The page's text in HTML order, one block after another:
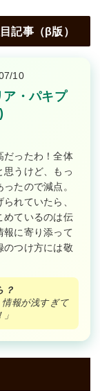
記事（β版）
10
・パキプ
だったわ！全体
思うけど、もっ
たので減点。
れていたら、
めているのは伝
報に寄り添って
のつけ方には敬
？
情報が浅すぎて